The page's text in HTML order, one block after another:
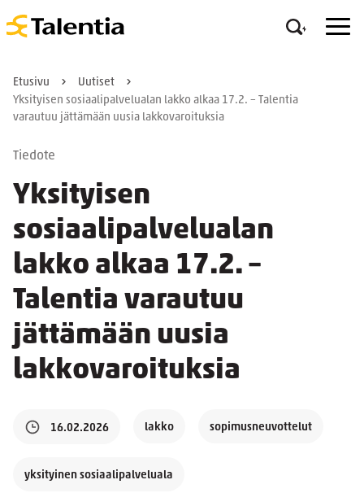
Etusivu
Uutiset
Yksityisen sosiaalipalvelualan lakko alkaa 17.2. – Talentia
varautuu jättämään uusia lakkovaroituksia
Tiedote
Yksityisen
sosiaalipalvelualan
lakko alkaa 17.2. –
Talentia varautuu
jättämään uusia
lakkovaroituksia
16.02.2026 lakko sopimusneuvottelut
yksityinen sosiaalipalveluala